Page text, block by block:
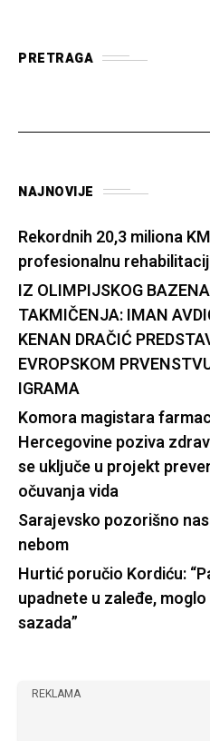
PRETRAGA
NAJNOVIJE
Rekordnih 20,3 miliona
profesionalnu
IZ OLIMPIJSKOG
TAKMIČENJA: IMAN
KENAN DRAČIĆ
EVROPSKOM
IGRAMA
Komora magistara
Hercegovine poziva
se uključe u projekt
očuvanja vida
Sarajevsko pozorišno
nebom
Hurtić poručio Kordiću:
upadnete u zaleđe,
sazada”
REKLAMA